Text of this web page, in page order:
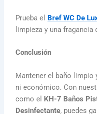
Prueba el Bref WC De
limpieza y una fragancia
Conclusión
Mantener el baño limpio
ni económico. Con
como el KH-7 Baños
Desinfectante, puedes